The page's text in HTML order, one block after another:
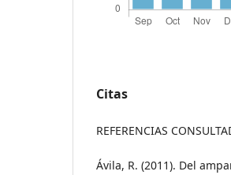
Citas
REFERENCIAS
Ávila, R. (2011). Del